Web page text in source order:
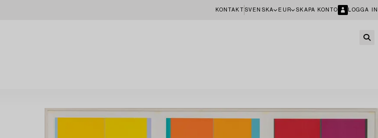
KONTAKT SVENSKA EUR SKAPA KONTO LOGGA IN